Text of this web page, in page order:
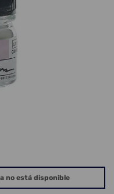
no está disponible